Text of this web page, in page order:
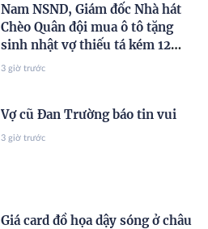
Nam NSND, Giám đốc Nhà hát
Chèo Quân đội mua ô tô tặng
sinh nhật vợ thiếu tá kém 12
tuổi
3 giờ trước
Vợ cũ Đan Trường báo tin vui
3 giờ trước
Giá card đồ họa dậy sóng ở châu